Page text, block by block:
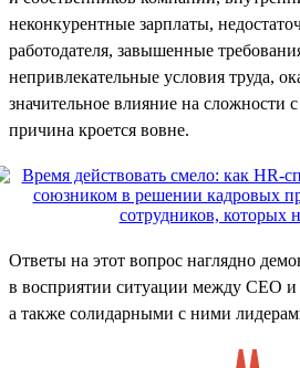
неконкурентные зарплаты,
работодателя, завышенные
непривлекательные условия труда,
значительное влияние на сложности
причина кроется вовне.
Ответы на этот вопрос наглядно
в восприятии ситуации между CEO
а также солидарными с ними